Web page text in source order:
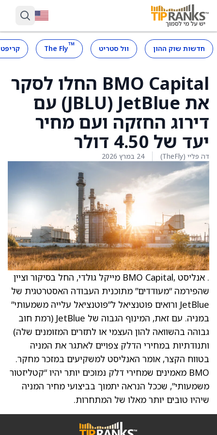
חדשות שוק ההון וול סטריט ™
The Fly
BMO Capital החלו לסקר
את JetBlue ‏(JBLU) עם
דירוג החזקה ועם מחיר
יעד של 4.50 דולר
דה פליי (TheFly) 24 במרץ 2026
. אנליסט ,BMO Capital מייקל גולדי, החל בסיקור וציין
שהפירמה “מעודדים” מתוכנית העבודה האסטרטגית של
JetBlue ורואים פוטנציאל ל”פוטנציאל עלייה משמעותי”
במניה. עם זאת, המינוף הגבוה של JetBlue (רמת חוב
גבוהה בהשוואה להון העצמי או לתזרים המזומנים שלה)
ותנודתיות במחירי הדלק צפויים לאתגר את המניה
בטווח הקצר, אומר האנליסט למשקיעים במזכר מחקר.
BMO מאמינים שמחירי דלק נמוכים יותר יהיו “קטליזטור
משמעותי”, שככל הנראה יתמוך בביצועי מחיר המניה
שיהיו טובים יותר מאלו של המתחרות.